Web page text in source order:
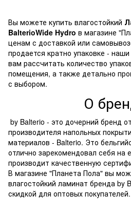
Вы можете купить влагостойкий
BalterioWide Hydro в магазине
ценам с доставкой или
продается кратно упаковке -
вам рассчитать количество
помещения, а также детально
с выбором.
О
by Balterio - это дочерний бренд
производителя напольных
материалов - Balterio. Это
отлично зарекомендовал себя на
производит качественную
В магазине "Планета Пола" вы
влагостойкий ламинат бренда by
скидкой для оптовых покупателей.